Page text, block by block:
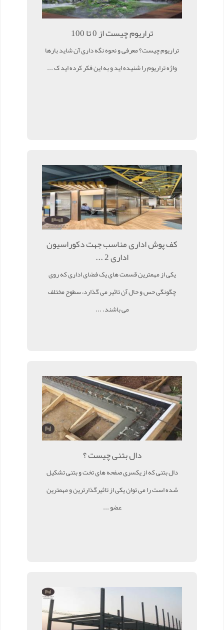
تراریوم چیست از 0 تا 100
تراریوم چیست؟ معرفی و نحوه نگه داری آن شاید بارها
واژه تراریوم را شنیده اید و به این فکر کرده اید ک ...
کف پوش اداری مناسب جهت دکوراسیون
اداری 2 ...
یکی از مهمترین قسمت های یک فضای اداری که روی
چگونگی حس و حال آن تاثیر می گذارد، سطوح مختلف
می باشند. ...
دال بتنی چیست ؟
دال بتنی که از یکسری صفحه های تخت و بتنی تشکیل
شده است را می توان یکی از تاثیرگذارترین و مهمترین
عضو ...